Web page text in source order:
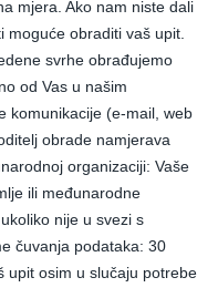
mjera. Ako nam niste dali
obraditi vaš upit.
svrhe obrađujemo
od Vas u našim
komunikacije (e-mail, web
obrade namjerava
organizaciji: Vaše
ili međunarodne
nije u svezi s
čuvanja podataka: 30
upit osim u slučaju potrebe